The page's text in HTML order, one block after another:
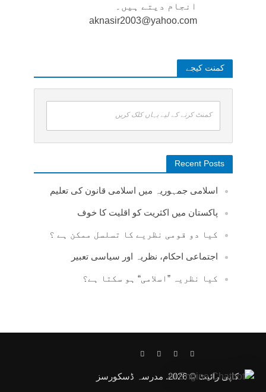
انجام دیتے ہیں۔
aknasir2003@yahoo.com
کمنت کیجے
کمنٹ کرنے کے لیے یہاں کلک کریں
Recent Posts
اسلامی جمہوریہ میں اسلامی قانون کی تعلیم
پاکستان میں اکثریت کو اقلیت کا خوف
کیا دو قومی نظریے کا تسلسل ممکن ہے ؟
اجتماعی احکام، نظریہ اور سیاسی تعبیر
کیا نظریہ ”اسلامی“ ہو سکتا ہے؟
کاپی رائیٹ © 2026. مدرسہ ڈسکورسز